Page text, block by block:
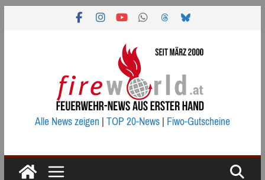
Alle News zeigen|TOP 20-News|Fiwo-Gutscheine